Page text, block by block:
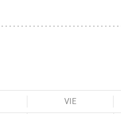
VIE